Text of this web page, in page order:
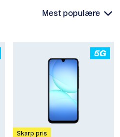
Skarp pris